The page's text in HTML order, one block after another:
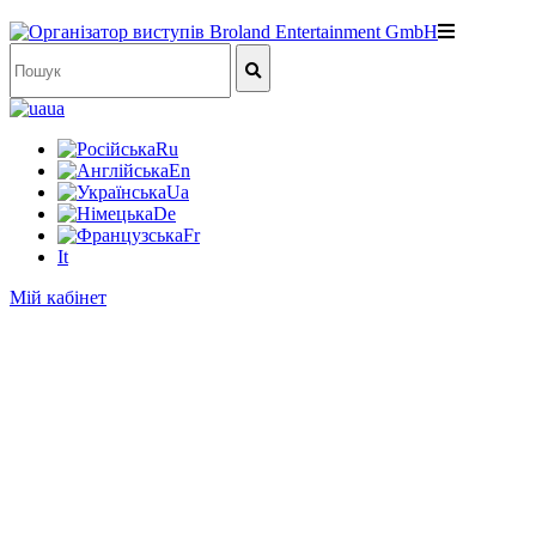
ua
Ru
En
Ua
De
Fr
It
Мій кабінет